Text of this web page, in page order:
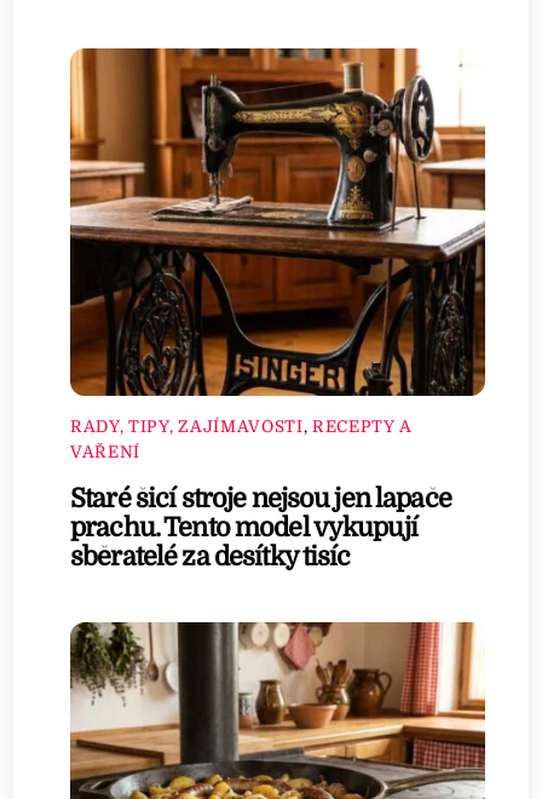
RADY, TIPY, ZAJÍMAVOSTI, RECEPTY A
VAŘENÍ
Staré šicí stroje nejsou jen lapače
prachu. Tento model vykupují
sběratelé za desítky tisíc